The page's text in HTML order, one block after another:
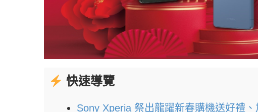
快速導覽
Sony Xperia 祭出龍躍新春購機送好禮、